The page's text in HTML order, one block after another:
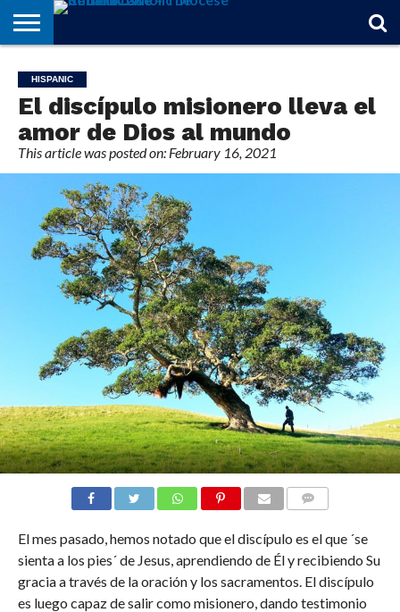
OF
FAITH
FROM
THE
BISHOP
THEOLOGY
101
MARRIAGE
MATTERS
IN
MEMORIAM
OFFICIALS
FINA A
PARISH
EVENTS
INDIVIDUAL
SUBSCRIPTIONS
HISPANIC
El discípulo misionero lleva el
amor de Dios al mundo
This article was posted on: February 16, 2021
El mes pasado, hemos notado que el discípulo es el que ´se
sienta a los pies´ de Jesus, aprendiendo de Él y recibiendo Su
gracia a través de la oración y los sacramentos. El discípulo
es luego capaz de salir como misionero, dando testimonio